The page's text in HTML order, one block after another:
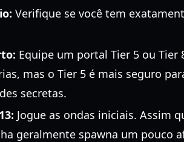
Verifique se você tem
Equipe um portal Tier 5 ou Tier
mas o Tier 5 é mais seguro
secretas.
Jogue as ondas iniciais. Assim
geralmente spawna um pouco